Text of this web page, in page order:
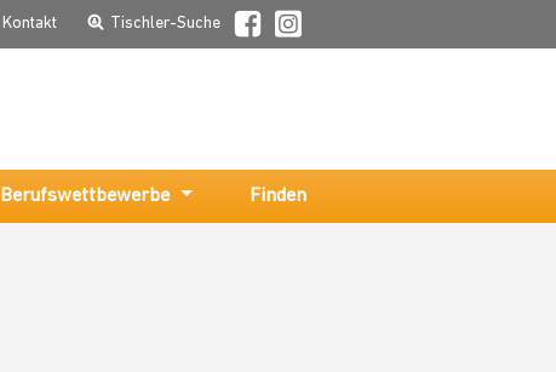
Kontakt Tischler-Suche
Berufswettbewerbe Finden